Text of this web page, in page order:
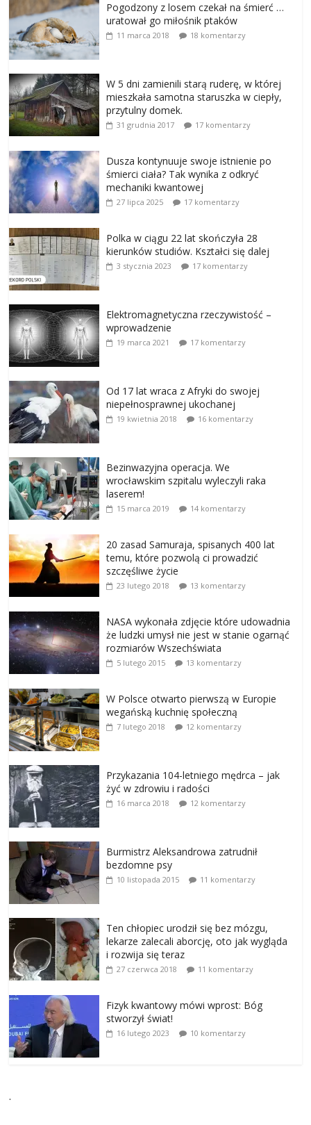
Pogodzony z losem czekał na śmierć …
uratował go miłośnik ptaków
11 marca 2018 18 komentarzy
W 5 dni zamienili starą ruderę, w której
mieszkała samotna staruszka w ciepły,
przytulny domek.
31 grudnia 2017 17 komentarzy
Dusza kontynuuje swoje istnienie po
śmierci ciała? Tak wynika z odkryć
mechaniki kwantowej
27 lipca 2025 17 komentarzy
Polka w ciągu 22 lat skończyła 28
kierunków studiów. Kształci się dalej
3 stycznia 2023 17 komentarzy
Elektromagnetyczna rzeczywistość –
wprowadzenie
19 marca 2021 17 komentarzy
Od 17 lat wraca z Afryki do swojej
niepełnosprawnej ukochanej
19 kwietnia 2018 16 komentarzy
Bezinwazyjna operacja. We
wrocławskim szpitalu wyleczyli raka
laserem!
15 marca 2019 14 komentarzy
20 zasad Samuraja, spisanych 400 lat
temu, które pozwolą ci prowadzić
szczęśliwe życie
23 lutego 2018 13 komentarzy
NASA wykonała zdjęcie które udowadnia
że ludzki umysł nie jest w stanie ogarnąć
rozmiarów Wszechświata
5 lutego 2015 13 komentarzy
W Polsce otwarto pierwszą w Europie
wegańską kuchnię społeczną
7 lutego 2018 12 komentarzy
Przykazania 104-letniego mędrca – jak
żyć w zdrowiu i radości
16 marca 2018 12 komentarzy
Burmistrz Aleksandrowa zatrudnił
bezdomne psy
10 listopada 2015 11 komentarzy
Ten chłopiec urodził się bez mózgu,
lekarze zalecali aborcję, oto jak wygląda
i rozwija się teraz
27 czerwca 2018 11 komentarzy
Fizyk kwantowy mówi wprost: Bóg
stworzył świat!
16 lutego 2023 10 komentarzy
.